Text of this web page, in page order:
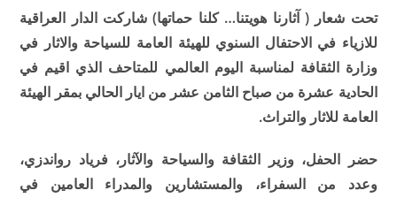
تحت شعار ( آثارنا هويتنا… كلنا حماتها) شاركت الدار العراقية
للازياء في الاحتفال السنوي للهيئة العامة للسياحة والاثار في
وزارة الثقافة لمناسبة اليوم العالمي للمتاحف الذي اقيم في
الحادية عشرة من صباح الثامن عشر من ايار الحالي بمقر الهيئة
العامة للاثار والتراث.
حضر الحفل، وزير الثقافة والسياحة والآثار، فرياد رواندزي،
وعدد من السفراء، والمستشارين والمدراء العامين في